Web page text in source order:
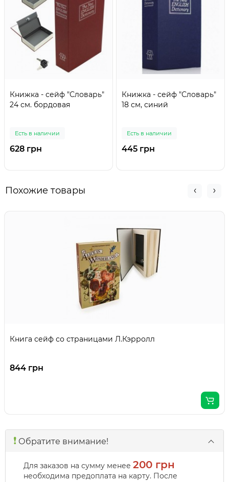
Книжка - сейф "Словарь"
24 см. бордовая
Есть в наличии
628 грн
Книжка - сейф "Словарь"
18 см, синий
Есть в наличии
445 грн
Похожие товары
Книга сейф со страницами Л.Кэрролл
844 грн
❗️ Обратите внимание!
Для заказов на сумму менее 200 грн
необходима предоплата на карту. После